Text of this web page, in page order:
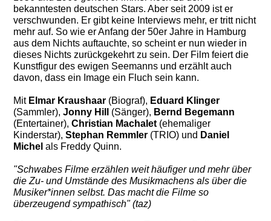
bekanntesten deutschen Stars. Aber seit 2009 ist er
verschwunden. Er gibt keine Interviews mehr, er tritt nicht
mehr auf. So wie er Anfang der 50er Jahre in Hamburg
aus dem Nichts auftauchte, so scheint er nun wieder in
dieses Nichts zurückgekehrt zu sein. Der Film feiert die
Kunstfigur des ewigen Seemanns und erzählt auch
davon, dass ein Image ein Fluch sein kann.
Mit Elmar Kraushaar (Biograf), Eduard Klinger
(Sammler),Jonny Hill (Sänger), Bernd Begemann
(Entertainer),Christian Machalet (ehemaliger
Kinderstar),Stephan Remmler (TRIO) und Daniel
Michel als Freddy Quinn.
"Schwabes Filme erzählen weit häufiger und mehr über
die Zu- und Umstände des Musikmachens als über die
Musiker*innen selbst. Das macht die Filme so
überzeugend sympathisch" (taz)